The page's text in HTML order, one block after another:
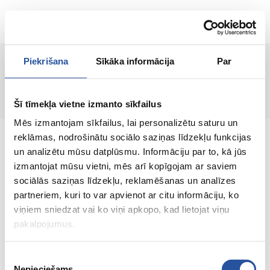
Piekrišana Sīkāka informācija Par
Šī tīmekļa vietne izmanto sīkfailus
Mēs izmantojam sīkfailus, lai personalizētu saturu un
reklāmas, nodrošinātu sociālo saziņas līdzekļu funkcijas
un analizētu mūsu datplūsmu. Informāciju par to, kā jūs
izmantojat mūsu vietni, mēs arī kopīgojam ar saviem
sociālās saziņas līdzekļu, reklamēšanas un analīzes
partneriem, kuri to var apvienot ar citu informāciju, ko
viņiem sniedzat vai ko viņi apkopo, kad lietojat viņu
pakalpojumus.
ET
Lehte ei leitud!
Veebipoodi soodsate hindade ja kvaliteetsete
toodetega, kus kliendi rahulolu on meie
peamine väärtus.
Koik sinu kodu ja aia jaoks!